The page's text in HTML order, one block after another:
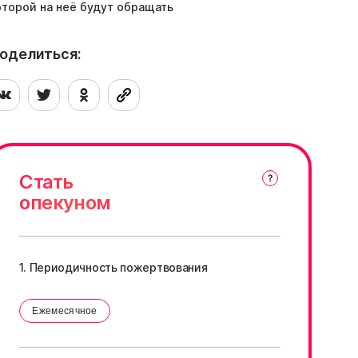
на неё будут обращать
анкету, если готовы приютить
— мы с вами свяжемся и организуем
знакомство
Стать
опекуном
1. Периодичность пожертвования
Ежемесячное